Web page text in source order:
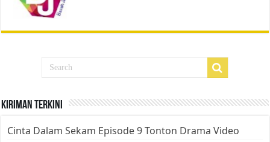
Kiriman Terkini
Cinta Dalam Sekam Episode 9 Tonton Drama Video